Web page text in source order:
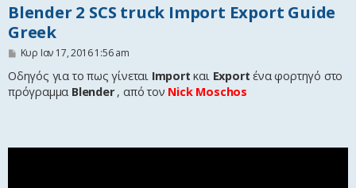
Blender 2 SCS truck Import Export Guide
Greek
Δ
μ
σ
η
Κυρ Ιαν 17, 2016 1:56 am
Οδηγός για το πως γίνεται Import και Export ένα φορτηγό στο
πρόγραμμα Blender , από τον Nick Moschos